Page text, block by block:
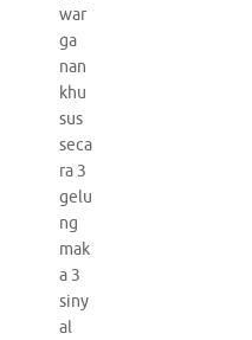
war
ga
nan
khu
sus
seca
ra 3
gelu
ng
mak
a 3
siny
al